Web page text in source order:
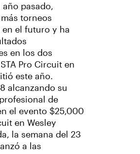
pasado,
torneos
el futuro y ha
en los dos
Pro Circuit en
este año.
alcanzando su
de
el evento $25,000
en Wesley
la semana del 23
a las